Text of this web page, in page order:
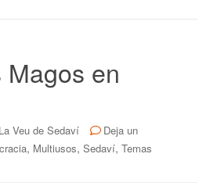
Magos en
La Veu de Sedaví
Deja un
, Multiusos, Sedaví, Temas